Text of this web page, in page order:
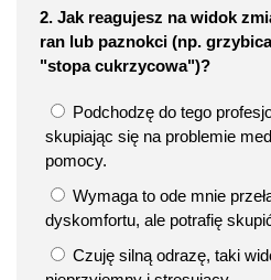
2. Jak reagujesz na widok
ran lub paznokci (np.
"stopa cukrzycowa")?
Podchodzę do tego
skupiając się na problemie
pomocy.
Wymaga to ode mnie
dyskomfortu, ale potrafię
Czuję silną odrazę, taki